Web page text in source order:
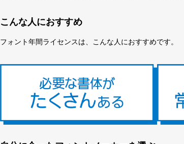
こんな人におすすめ
フォント年間ライセンスは、こんな人におすすめです。